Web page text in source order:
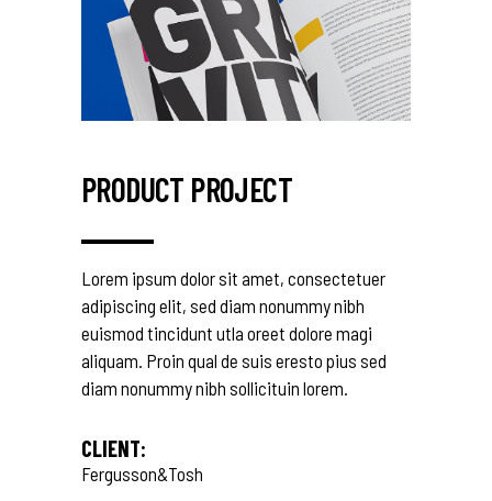
PRODUCT PROJECT
Lorem ipsum dolor sit amet, consectetuer
adipiscing elit, sed diam nonummy nibh
euismod tincidunt utla oreet dolore magi
aliquam. Proin qual de suis eresto pius sed
diam nonummy nibh sollicituin lorem.
CLIENT:
Fergusson&Tosh